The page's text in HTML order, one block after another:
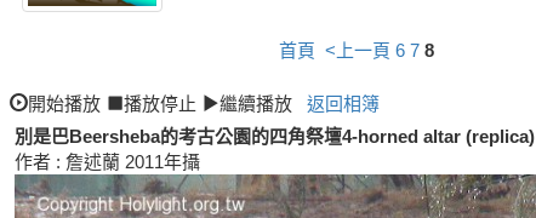
首頁 <上一頁 6 7 8
開始播放 播放停止 繼續播放
返回相簿
別是巴Beersheba的考古公園的四角祭壇4-horned altar (replica)
作者 : 詹述蘭 2011年攝